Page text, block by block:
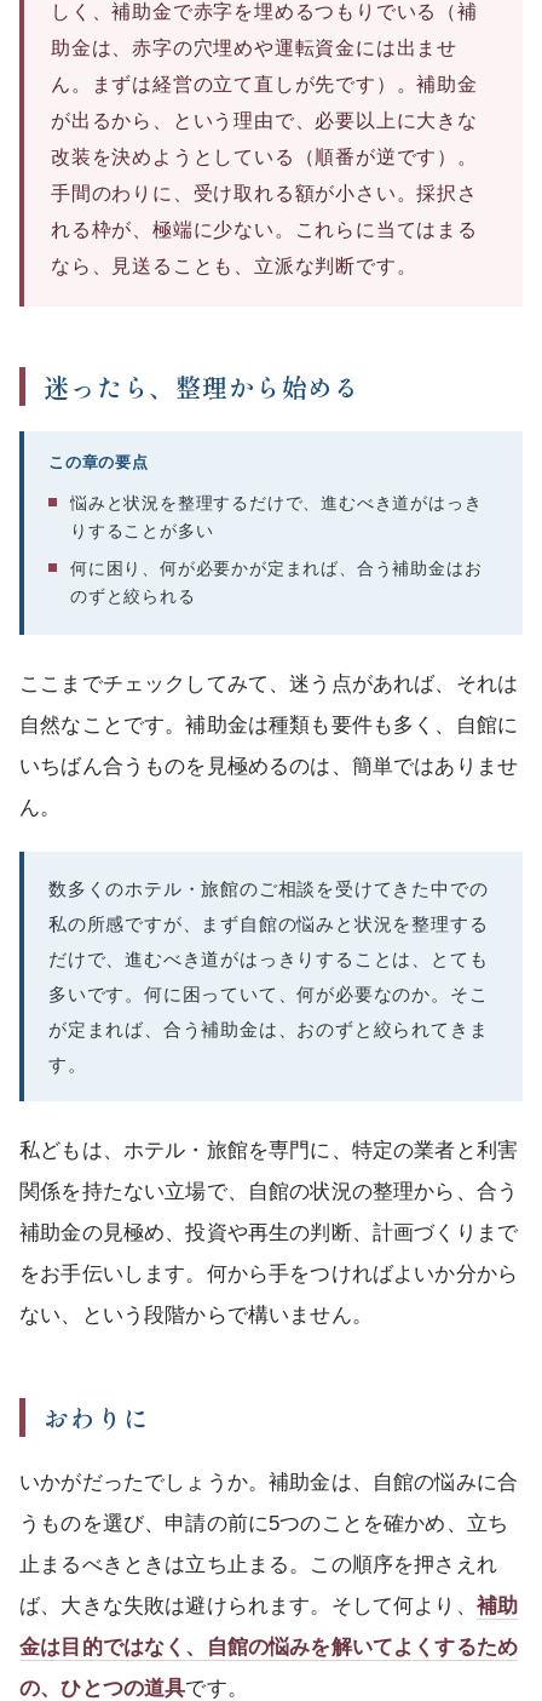
しく、補助金で赤字を埋めるつもりでいる（補
助金は、赤字の穴埋めや運転資金には出ませ
ん。まずは経営の立て直しが先です）。補助金
が出るから、という理由で、必要以上に大きな
改装を決めようとしている（順番が逆です）。
手間のわりに、受け取れる額が小さい。採択さ
れる枠が、極端に少ない。これらに当てはまる
なら、見送ることも、立派な判断です。
迷ったら、整理から始める
この章の要点
悩みと状況を整理するだけで、進むべき道がはっき
りすることが多い
何に困り、何が必要かが定まれば、合う補助金はお
のずと絞られる
ここまでチェックしてみて、迷う点があれば、それは
自然なことです。補助金は種類も要件も多く、自館に
いちばん合うものを見極めるのは、簡単ではありませ
ん。
数多くのホテル・旅館のご相談を受けてきた中での
私の所感ですが、まず自館の悩みと状況を整理する
だけで、進むべき道がはっきりすることは、とても
多いです。何に困っていて、何が必要なのか。そこ
が定まれば、合う補助金は、おのずと絞られてきま
す。
私どもは、ホテル・旅館を専門に、特定の業者と利害
関係を持たない立場で、自館の状況の整理から、合う
補助金の見極め、投資や再生の判断、計画づくりまで
をお手伝いします。何から手をつければよいか分から
ない、という段階からで構いません。
おわりに
いかがだったでしょうか。補助金は、自館の悩みに合
うものを選び、申請の前に5つのことを確かめ、立ち
止まるべきときは立ち止まる。この順序を押さえれ
ば、大きな失敗は避けられます。そして何より、 補助
金は目的ではなく、自館の悩みを解いてよくするため
の、ひとつの道具です。